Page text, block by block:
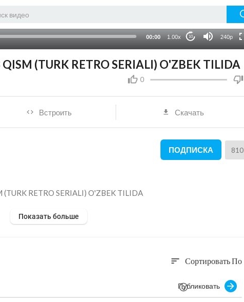
00:00 1.00x 10 240p
(TURK RETRO SERIALI) O'ZBEK TILIDA
0
Встроить Скачать
ПОДПИСКА 810
RETRO SERIALI) O'ZBEK TILIDA
Показать больше
sort Сортировать По
Публиковать